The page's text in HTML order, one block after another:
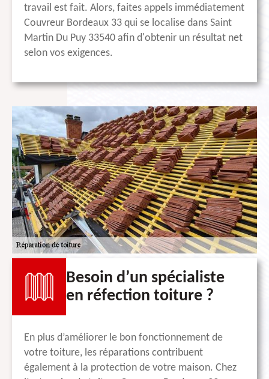
travail est fait. Alors, faites appels immédiatement
Couvreur Bordeaux 33 qui se localise dans Saint
Martin Du Puy 33540 afin d'obtenir un résultat net
selon vos exigences.
Besoin d’un spécialiste
en réfection toiture ?
En plus d’améliorer le bon fonctionnement de
votre toiture, les réparations contribuent
également à la protection de votre maison. Chez